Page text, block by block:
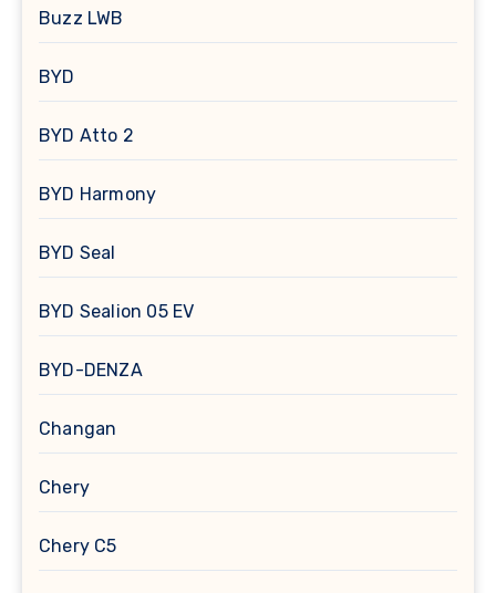
Buzz LWB
BYD
BYD Atto 2
BYD Harmony
BYD Seal
BYD Sealion 05 EV
BYD-DENZA
Changan
Chery
Chery C5